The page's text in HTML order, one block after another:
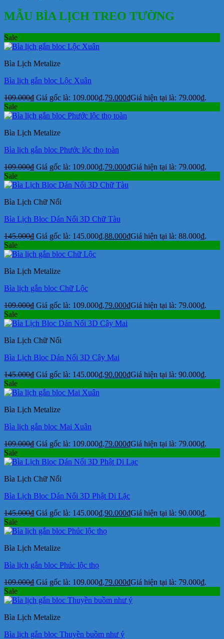
MẪU BÌA LỊCH TREO TƯỜNG
Sale
Bìa Lịch Metalize
Bìa lịch gắn bloc Lộc Xuân
109.000₫ Giá gốc là: 109.000₫.79.000₫Giá hiện tại là: 79.000₫.
Sale
Bìa Lịch Metalize
Bìa lịch gắn bloc Phước lộc thọ toàn
109.000₫ Giá gốc là: 109.000₫.79.000₫Giá hiện tại là: 79.000₫.
Sale
Bìa Lịch Chữ Nổi
Bìa Lịch Bloc Dán Nổi 3D Chữ Tàu
145.000₫ Giá gốc là: 145.000₫.88.000₫Giá hiện tại là: 88.000₫.
Sale
Bìa Lịch Metalize
Bìa lịch gắn bloc Chữ Lộc
109.000₫ Giá gốc là: 109.000₫.79.000₫Giá hiện tại là: 79.000₫.
Sale
Bìa Lịch Chữ Nổi
Bìa Lịch Bloc Dán Nổi 3D Cây Mai
145.000₫ Giá gốc là: 145.000₫.90.000₫Giá hiện tại là: 90.000₫.
Sale
Bìa Lịch Metalize
Bìa lịch gắn bloc Mai Xuân
109.000₫ Giá gốc là: 109.000₫.79.000₫Giá hiện tại là: 79.000₫.
Sale
Bìa Lịch Chữ Nổi
Bìa Lịch Bloc Dán Nổi 3D Phật Di Lặc
145.000₫ Giá gốc là: 145.000₫.90.000₫Giá hiện tại là: 90.000₫.
Sale
Bìa Lịch Metalize
Bìa lịch gắn bloc Phúc lộc thọ
109.000₫ Giá gốc là: 109.000₫.79.000₫Giá hiện tại là: 79.000₫.
Sale
Bìa Lịch Metalize
Bìa lịch gắn bloc Thuyền buồm như ý